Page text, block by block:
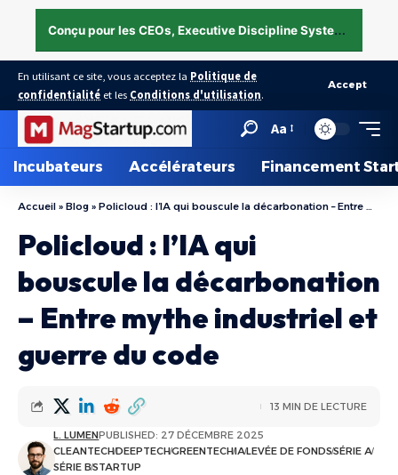
C
onçu pour les CEOs, Executive Discipline System — structurer l’exécution sous pression →
En utilisant ce site, vous acceptez la Politique de
confidentialité et les Conditions d'utilisation.
Accept
Aa
Incubateurs Accélérateurs Financement
Accueil » Blog » Policloud : l’IA qui bouscule la décarbonation – Entre mythe industriel et guerre du code
Policloud : l’IA qui
bouscule la décarbonation
– Entre mythe industriel et
guerre du code
L. LUMENPUBLISHED: 27 DÉCEMBRE 2025
CLEANTECHDEEPTECHGREENTECHIALEVÉE DE FONDSSÉRIE A
SÉRIE BSTARTUP
13 MIN DE LECTURE